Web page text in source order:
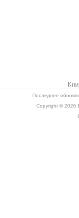
Последнее
Copyright © 2026